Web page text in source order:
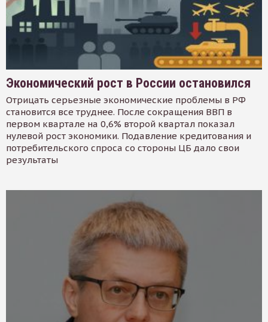
Экономический рост в России остановился
Отрицать серьезные экономические проблемы в РФ
становится все труднее. После сокращения ВВП в
первом квартале на 0,6% второй квартал показал
нулевой рост экономики. Подавление кредитования и
потребительского спроса со стороны ЦБ дало свои
результаты